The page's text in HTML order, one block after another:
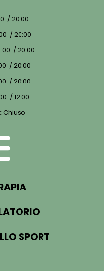
/ 20:00
/ 20:00
/ 20:00
/ 20:00
/ 20:00
/ 12:00
Chiuso
SPORT